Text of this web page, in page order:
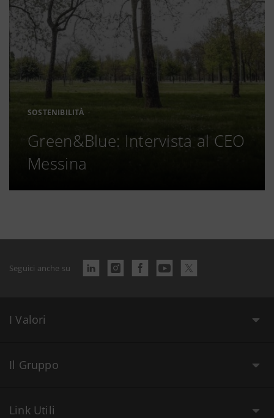
SOSTENIBILITÀ
Green&Blue: Intervista al CEO
Messina
Seguici anche su
I Valori
Il Gruppo
Link Utili